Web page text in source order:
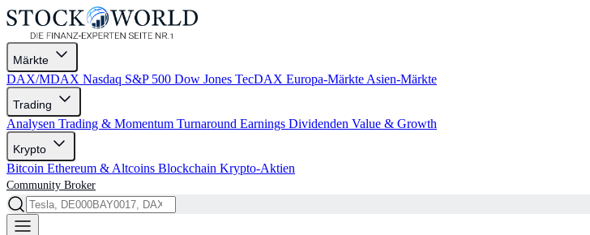
Märkte
DAX/MDAX Nasdaq S&P 500 Dow Jones TecDAX Europa-Märkte Asien-Märkte
Trading
Analysen Trading & Momentum Turnaround Earnings Dividenden Value & Growth
Krypto
Bitcoin Ethereum & Altcoins Blockchain Krypto-Aktien
Community Broker